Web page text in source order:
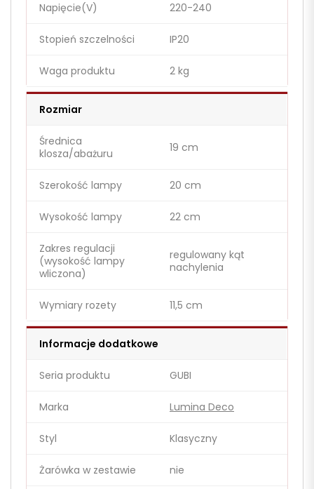
Napięcie(V) 220-240
Stopień szczelności IP20
Waga produktu 2 kg
Rozmiar
Średnica
klosza/abażuru
19 cm
Szerokość lampy 20 cm
Wysokość lampy 22 cm
Zakres regulacji
(wysokość lampy
wliczona)
regulowany kąt
nachylenia
Wymiary rozety 11,5 cm
Informacje dodatkowe
Seria produktu GUBI
Marka Lumina Deco
Styl Klasyczny
Żarówka w zestawie nie